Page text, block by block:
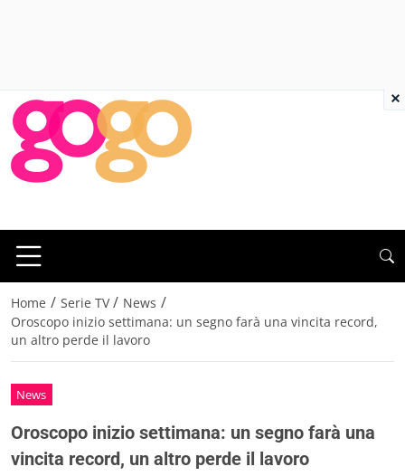
Home / Serie TV / News /
Oroscopo inizio settimana: un segno farà una vincita record,
un altro perde il lavoro
News
Oroscopo inizio settimana: un segno farà una
vincita record, un altro perde il lavoro
×